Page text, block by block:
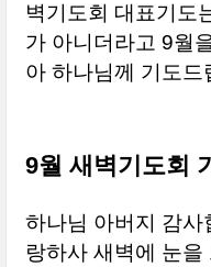
벽기도회 대표기도
가 아니더라고 9월
아 하나님께 기도드
9월 새벽기도회
하나님 아버지 감사
랑하사 새벽에 눈을